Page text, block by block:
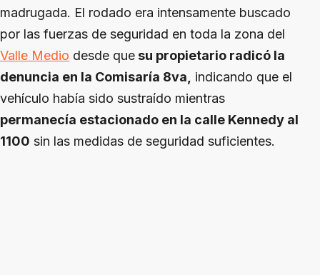
madrugada. El rodado era intensamente buscado
por las fuerzas de seguridad en toda la zona del
Valle Medio desde que su propietario radicó la
denuncia en la Comisaría 8va, indicando que el
vehículo había sido sustraído mientras
permanecía estacionado en la calle Kennedy al
1100 sin las medidas de seguridad suficientes.